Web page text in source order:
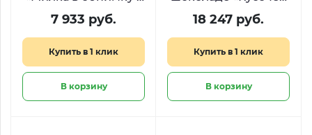
Киндером»
7 933 руб.
Купить в 1 клик
В корзину
счастья»
18 247 руб.
Купить в 1 клик
В корзину